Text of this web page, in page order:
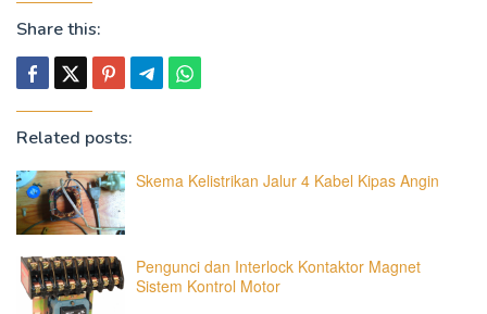
Share this:
Related posts:
Skema Kelistrikan Jalur 4 Kabel Kipas Angin
Pengunci dan Interlock Kontaktor Magnet
Sistem Kontrol Motor